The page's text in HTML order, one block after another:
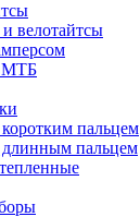
велотайтсы
МТБ
пальцем
длинным пальцем